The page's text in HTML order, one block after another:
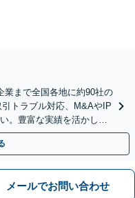
業まで全国各地に約90社の
トラブル対応、M&AやIP
。豊富な実績を活かし的
メールでお問い合わせ